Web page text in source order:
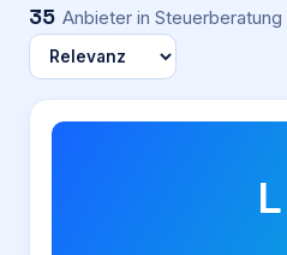
35 Anbieter in Steuerberatung
L